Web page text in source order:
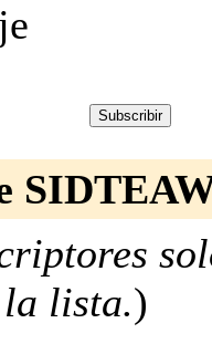
lista.)